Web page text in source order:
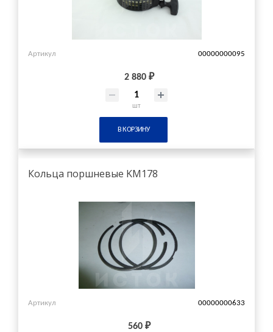
Артикул 00000000095
2 880 ₽
шт
В КОРЗИНУ
Кольца поршневые KM178
Артикул 00000000633
560 ₽